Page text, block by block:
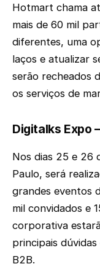
Hotmart chama
mais de 60 mil
diferentes, uma
laços e atualizar
serão recheados
os serviços de
Digitalks Expo
Nos dias 25 e 26
Paulo, será
grandes eventos
mil convidados e
corporativa
principais
B2B.